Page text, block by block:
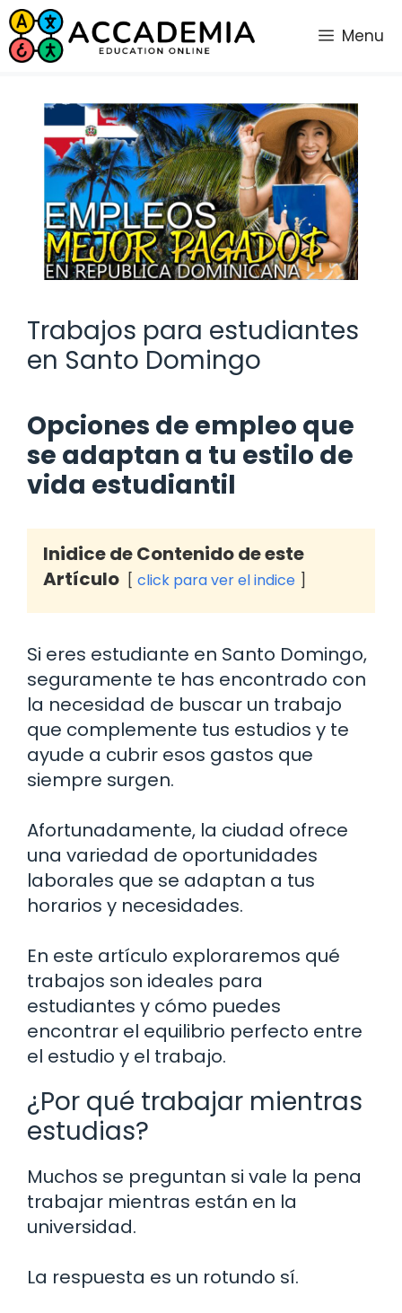
Saltar
al
contenido
Menu
Trabajos para estudiantes
en Santo Domingo
Opciones de empleo que
se adaptan a tu estilo de
vida estudiantil
Inidice de Contenido de este
Artículo
click para ver el indice
Si eres estudiante en Santo Domingo,
seguramente te has encontrado con
la necesidad de buscar un trabajo
que complemente tus estudios y te
ayude a cubrir esos gastos que
siempre surgen.
Afortunadamente, la ciudad ofrece
una variedad de oportunidades
laborales que se adaptan a tus
horarios y necesidades.
En este artículo exploraremos qué
trabajos son ideales para
estudiantes y cómo puedes
encontrar el equilibrio perfecto entre
el estudio y el trabajo.
¿Por qué trabajar mientras
estudias?
Muchos se preguntan si vale la pena
trabajar mientras están en la
universidad.
La respuesta es un rotundo sí.